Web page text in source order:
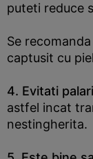
puteti reduce
Se
captusit cu
4. Evitati
astfel incat
nestingherita.